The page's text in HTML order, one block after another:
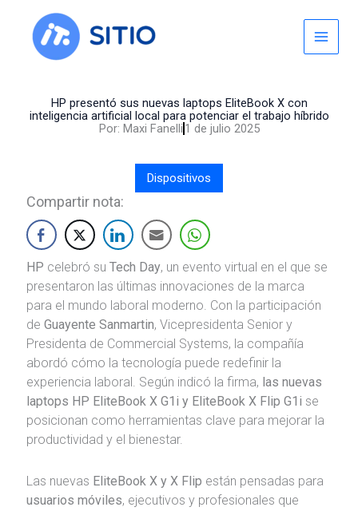
content
HP presentó sus nuevas laptops EliteBook X con
inteligencia artificial local para potenciar el trabajo híbrido
Por: Maxi Fanelli 1 de julio 2025
Dispositivos
Compartir nota:
HP celebró su Tech Day, un evento virtual en el que se
presentaron las últimas innovaciones de la marca
para el mundo laboral moderno. Con la participación
de Guayente Sanmartin, Vicepresidenta Senior y
Presidenta de Commercial Systems, la compañía
abordó cómo la tecnología puede redefinir la
experiencia laboral. Según indicó la firma, las nuevas
laptops HP EliteBook X G1i y EliteBook X Flip G1i se
posicionan como herramientas clave para mejorar la
productividad y el bienestar.
Las nuevas EliteBook X y X Flip están pensadas para
usuarios móviles, ejecutivos y profesionales que